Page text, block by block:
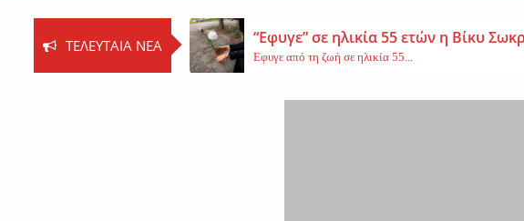
ΤΕΛΕΥΤΑΊΑ ΝΈΑ “Εφυγε” σε ηλικία 55 ετών η Βίκυ
Εφυγε από τη ζωή σε ηλικία 55...
Βοιωτία: Νεκρός ο 62χρονος –